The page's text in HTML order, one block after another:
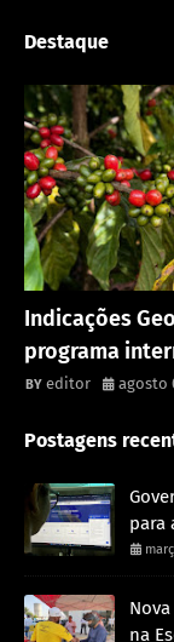
Destaque
Indicações
programa
editor agosto
Postagens
para
na